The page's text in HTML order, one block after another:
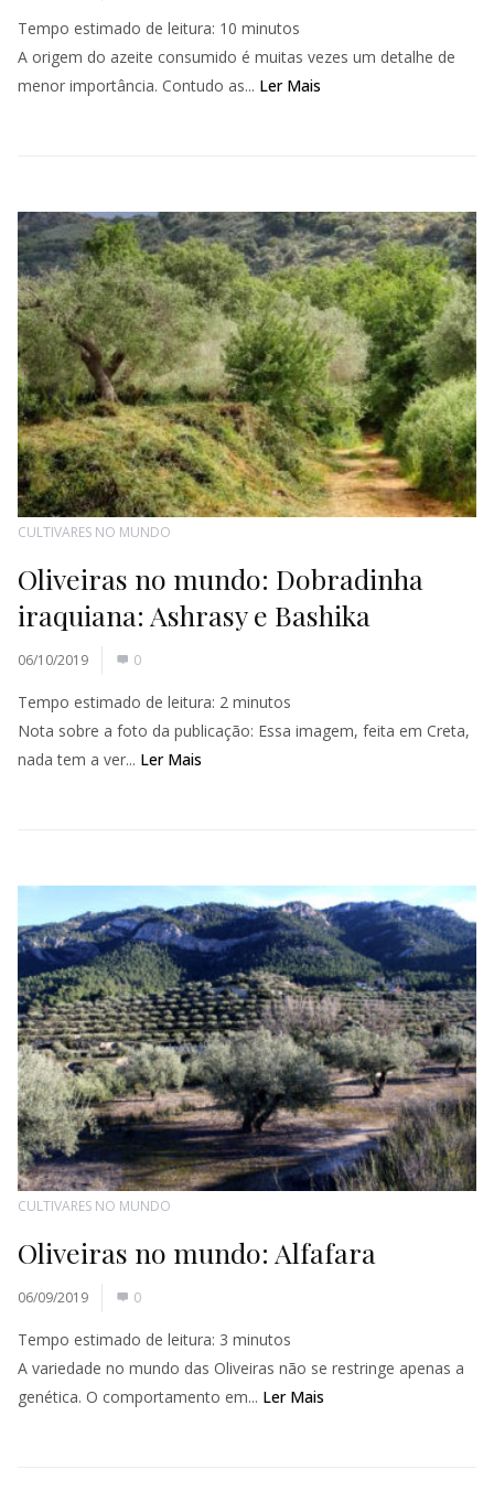
Tempo estimado de leitura: 10 minutos
A origem do azeite consumido é muitas vezes um detalhe de
menor importância. Contudo as... Ler Mais
CULTIVARES NO MUNDO
Oliveiras no mundo: Dobradinha
iraquiana: Ashrasy e Bashika
06/10/2019 0
Tempo estimado de leitura: 2 minutos
Nota sobre a foto da publicação: Essa imagem, feita em Creta,
nada tem a ver... Ler Mais
CULTIVARES NO MUNDO
Oliveiras no mundo: Alfafara
06/09/2019 0
Tempo estimado de leitura: 3 minutos
A variedade no mundo das Oliveiras não se restringe apenas a
genética. O comportamento em... Ler Mais